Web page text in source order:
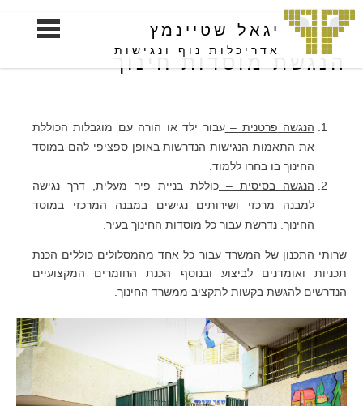
S
k
i
p
c
t
t
יגאל שטיינמץ
אדריכלות נוף ונגישות
הנגשת מוסדות חינוך
הנגשה פרטנית –עבור ילד או הורה עם מוגבלות הכוללת
את התאמות הנגישות הנדרשות באופן ספציפי להם במוסד
החינוך בו בחרו ללמוד.
הנגשה בסיסית – כוללת בניית פיר מעלית, דרך נגישה
למבנה מרכזי ושירותים נגישים במבנה המרכזי במוסד
החינוך. נדרשת עבור כל מוסדות החינוך בעיר.
שרותי התכנון של המשרד עבור כל אחד מהמסלולים כוללים הכנת
תכניות ואומדנים לביצוע ובנוסף הכנת החומרים המקצועיים
הנדרשים להגשת בקשות לתקציב ממשרד החינוך.